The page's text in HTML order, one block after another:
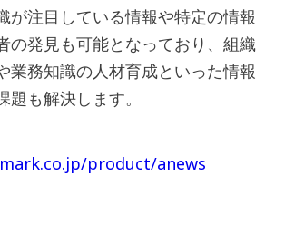
が注目している情報や特定の情報
の発見も可能となっており、組織
業務知識の人材育成といった情報
題も解決します。
product/anews